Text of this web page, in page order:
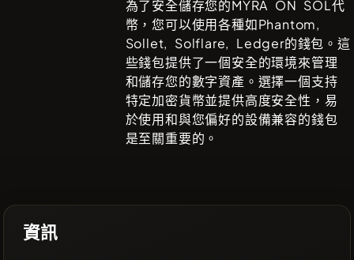
為了安全儲存您的MYRA ON SOL代
幣，您可以使用各種如Phantom,
Sollet, Solflare, Ledger的錢包。這
些錢包提供了一個安全的環境來管理
和儲存您的數字資產。選擇一個支持
特定加密貨幣並提供高度安全性，易
於使用和與您偏好的設備兼容的錢包
是至關重要的。
資訊